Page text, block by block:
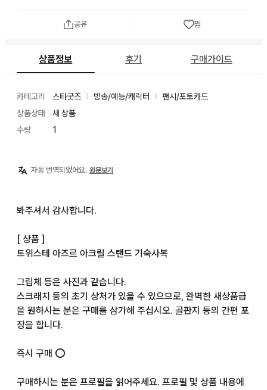
공유 찜
상품정보 후기 구매가이드
카테고리 스타굿즈 〉 방송/예능/캐릭터 〉
팬시/포토카드
상품상태
새 상품
수량
1
자동 번역되었어요. 원문보기
봐주셔서 감사합니다.
[ 상품 ]
트위스테 아즈르 아크릴 스탠드 기숙사복
그림체 등은 사진과 같습니다.
스크래치 등의 초기 상처가 있을 수 있으므로, 완벽한 새상품급
을 원하시는 분은 구매를 삼가해 주십시오. 골판지 등의 간편 포
장을 합니다.
즉시 구매 ⭕️
구매하시는 분은 프로필을 읽어주세요. 프로필 및 상품 내용에